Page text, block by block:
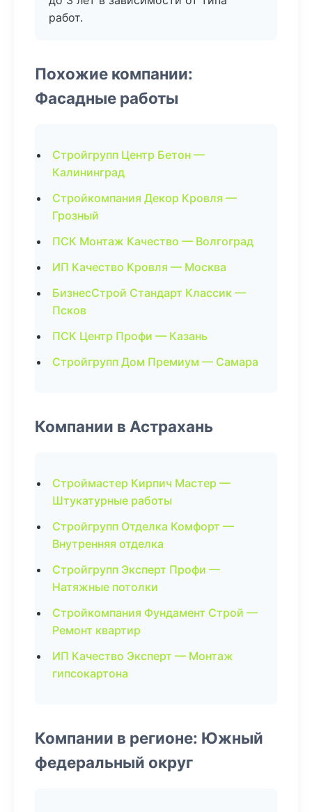
работ.
Похожие компании:
Фасадные работы
Стройгрупп Центр Бетон —
Калининград
Стройкомпания Декор Кровля —
Грозный
ПСК Монтаж Качество — Волгоград
ИП Качество Кровля — Москва
БизнесСтрой Стандарт Классик —
Псков
ПСК Центр Профи — Казань
Стройгрупп Дом Премиум — Самара
Компании в Астрахань
Строймастер Кирпич Мастер —
Штукатурные работы
Стройгрупп Отделка Комфорт —
Внутренняя отделка
Стройгрупп Эксперт Профи —
Натяжные потолки
Стройкомпания Фундамент Строй —
Ремонт квартир
ИП Качество Эксперт — Монтаж
гипсокартона
Компании в регионе: Южный
федеральный округ